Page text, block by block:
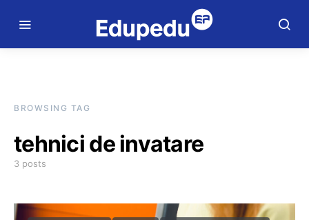
BROWSING TAG
tehnici de invatare
3 posts